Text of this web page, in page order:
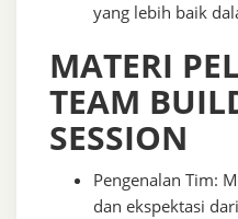
yang lebih baik
MATERI
TEAM
SESSION
Pengenalan Tim:
dan ekspektasi